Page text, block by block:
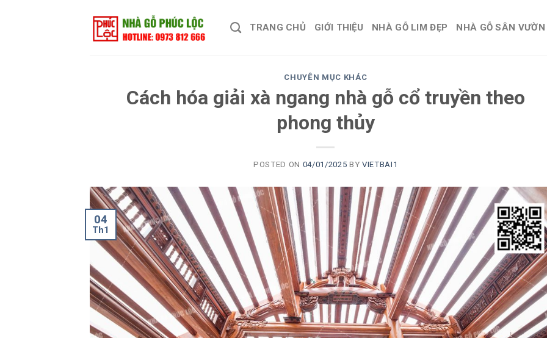
TRANG CHỦ GIỚI THIỆU NHÀ GỖ LIM ĐẸP NHÀ GỖ SÂN VƯỜN
CHUYÊN MỤC KHÁC
Cách hóa giải xà ngang nhà gỗ cổ truyền theo
phong thủy
POSTED ON 04/01/2025 BYVIETBAI1
04
Th1